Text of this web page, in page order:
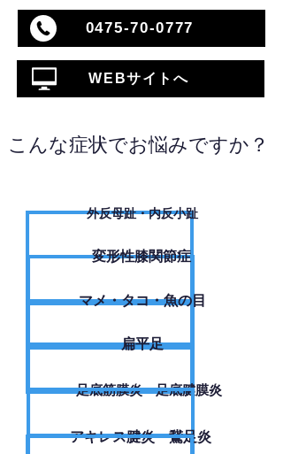
0475-70-0777
WEBサイトへ
こんな症状でお悩みですか？
外反母趾・内反小趾
変形性膝関節症
​マメ・タコ・魚の目
扁平足
足底筋膜炎・足底腱膜炎
アキレス腱炎・鵞足炎